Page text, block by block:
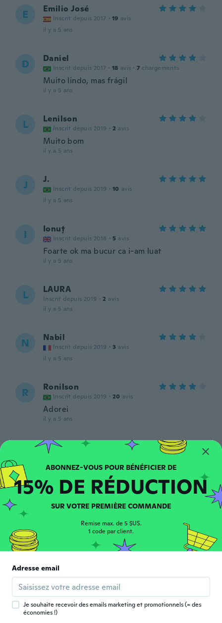
E Emilio José
Inscrit depuis 2017 · 19 avis
il y a 5 ans
D Daniel
Inscrit depuis 2017 · 18 avis · 7 chargements
Muito lindo, mas frágil
il y a 5 ans
L Lenilson
Inscrit depuis 2019 · 2 avis
Muito bom
il y a 5 ans
J J.
Inscrit depuis 2019 · 10 avis
il y a 5 ans
I Ionuț
Inscrit depuis 2018 · 5 avis
Foarte ok ma bucur ca i-am luat
il y a 5 ans
L LAURA
Inscrit depuis 2019 · 2 avis
il y a 5 ans
N Nabil
Inscrit depuis 2019 · 3 avis
il y a 5 ans
R Ronilson
Inscrit depuis 2019 · 20 avis
Adorei
il y a 5 ans
Stefan
chargements
Billig gemacht, aber für den Preis ok
il y a 5 ans
J Janderson
Muito bom gostei e recomendo
N Nicoleta
Inscrit depuis 2019 · 20 avis
Sunt foarte frumosi
15% DE RÉDUCTION
SUR VOTRE PREMIÈRE COMMANDE
Remise max. de 5 $US.
1 code par client.
Adresse email
Je souhaite recevoir des emails marketing et promotionnels (= des
économies !)